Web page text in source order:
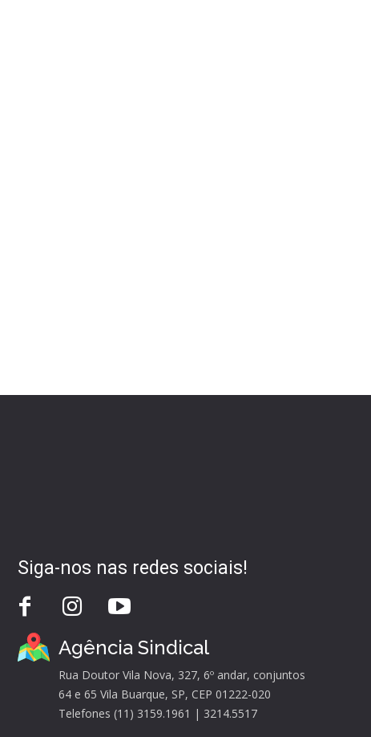
Siga-nos nas redes sociais!
Agência Sindical
Rua Doutor Vila Nova, 327, 6º andar, conjuntos
64 e 65 Vila Buarque, SP, CEP 01222-020
Telefones (11) 3159.1961 | 3214.5517